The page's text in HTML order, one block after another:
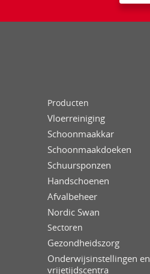
Producten
Vloerreiniging
Schoonmaakkar
Schoonmaakdoeken
Schuursponzen
Handschoenen
Afvalbeheer
Nordic Swan
Sectoren
Gezondheidszorg
Onderwijsinstellingen en
vrijetijdscentra